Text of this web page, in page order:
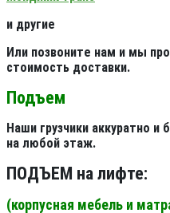
и другие
Или позвоните нам и мы
стоимость доставки.
Подъем
Наши грузчики аккуратно
на любой этаж.
ПОДЪЕМ на лифте:
(корпусная мебель и